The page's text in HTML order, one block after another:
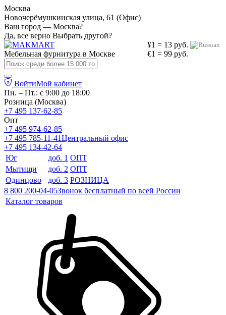
Москва
Новочерёмушкинская улица, 61 (Офис)
Ваш город — Москва?
Да, все верно Выбрать другой?
¥1 = 13 руб.
€1 = 99 руб.
Мебельная фурнитура в Москве
ВойтиМой кабинет
Пн. – Пт.: с 9:00 до 18:00
Розница (Москва)
+7 495 137-62-85
Опт
+7 495 974-62-85
+7 495 785-11-41Центральный офис
+7 495 134-42-64
Юг
доб. 1 ОПТ
Мытищи
доб. 2 ОПТ
Одинцово
доб. 3 РОЗНИЦА
8 800 200-04-05Звонок бесплатный по всей России
Каталог товаров